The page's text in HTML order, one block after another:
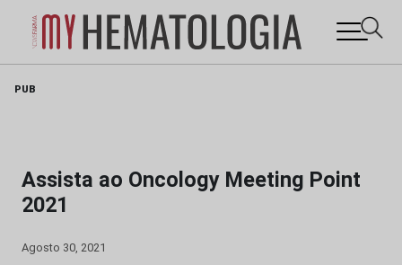
PUB
Assista ao Oncology Meeting Point
2021
Agosto 30, 2021